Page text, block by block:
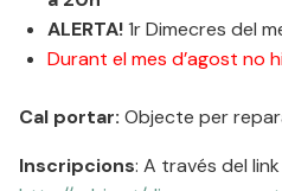
ALERTA!1r Dimecres del
Durant el mes d’agost no
Cal portar: Objecte per
Inscripcions: A través del link